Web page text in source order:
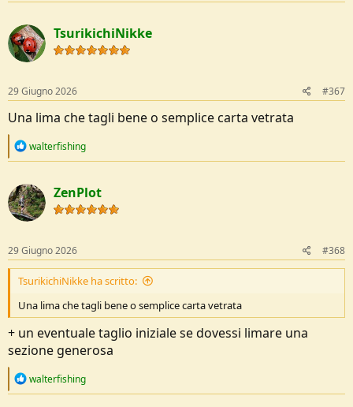
TsurikichiNikke
29 Giugno 2026 #367
Una lima che tagli bene o semplice carta vetrata
R
c
t
i
o
s
:
walterfishing
ZenPlot
29 Giugno 2026 #368
TsurikichiNikke ha scritto:
Una lima che tagli bene o semplice carta vetrata
+ un eventuale taglio iniziale se dovessi limare una
sezione generosa
R
walterfishing